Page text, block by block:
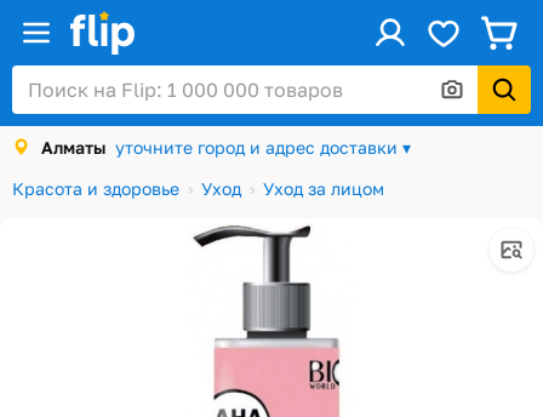
Алматы уточните город и адрес доставки ▾
Красота и здоровье
Уход Уход за лицом
Войти / Регистрация
Каталог
Скидки и акции
Подарочные карты